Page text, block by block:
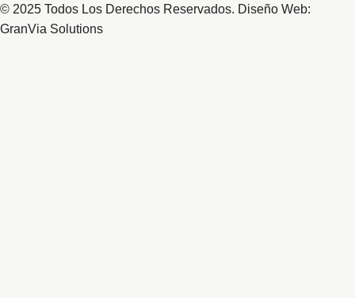
© 2025 Todos Los Derechos Reservados. Diseño Web:
GranVia Solutions